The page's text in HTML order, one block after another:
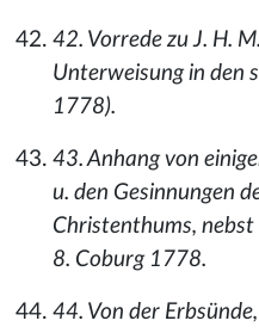
42. Vorrede zu J. H.
Unterweisung in den
1778).
43. Anhang von
u. den Gesinnungen
Christenthums, nebst
8. Coburg 1778.
44. Von der